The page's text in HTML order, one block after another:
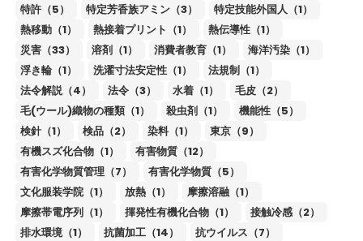
特許（5）
特定芳香族アミン（3）
特定技能外国人（1）
熱移動（1）
熱接着プリント（1）
熱伝導性（1）
災害（33）
溶剤（1） 消費者教育（1）
海洋汚染（1）
浮き輪（1）
洗濯寸法安定性（1）
法規制（1）
法令解説（4）
法令（3） 水着（1）
毛皮（2）
毛(ウール)織物の種類（1）
殺虫剤（1）
機能性（5）
検針（1）
検品（2） 染料（1）
東京（9）
有機スズ化合物（1）
有害物質（12）
有害化学物質管理（7）
有害化学物質（5）
文化服装学院（1）
放熱（1）
摩擦溶融（1）
摩擦帯電序列（1）
揮発性有機化合物（1）
接触冷感（2）
排水環境（1）
抗菌加工（14）
抗ウイルス（7）